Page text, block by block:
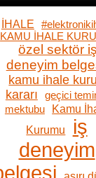
İHALE
KAMU İHALE
özel sektör iş
deneyim
kamu ihale
kararı
geçici
mektubu
Kamu
Kurumu
iş
deneyim